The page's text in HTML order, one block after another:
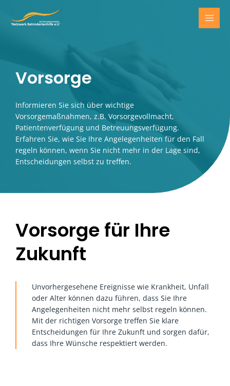
springen
Vorsorge
Informieren Sie sich über wichtige
Vorsorgemaßnahmen, z.B. Vorsorgevollmacht,
Patientenverfügung und Betreuungsverfügung.
Erfahren Sie, wie Sie Ihre Angelegenheiten für den Fall
regeln können, wenn Sie nicht mehr in der Lage sind,
Entscheidungen selbst zu treffen.
Vorsorge für Ihre
Zukunft
Unvorhergesehene Ereignisse wie Krankheit, Unfall
oder Alter können dazu führen, dass Sie Ihre
Angelegenheiten nicht mehr selbst regeln können.
Mit der richtigen Vorsorge treffen Sie klare
Entscheidungen für Ihre Zukunft und sorgen dafür,
dass Ihre Wünsche respektiert werden.